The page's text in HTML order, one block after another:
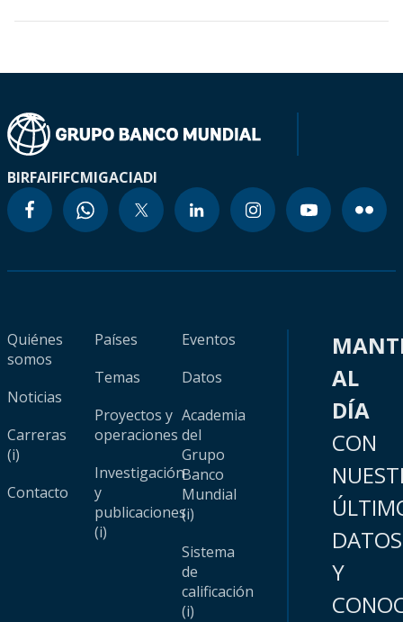
BIRFAIFIFCMIGACIADI
Quiénes
somos
Noticias
Carreras
(i)
Contacto
Países
Temas
Proyectos y
operaciones
Investigación
y
publicaciones
(i)
Eventos
Datos
Academia
del
Grupo
Banco
Mundial
(i)
Sistema
de
calificación
(i)
AL
DÍA
CON
DATOS
Y